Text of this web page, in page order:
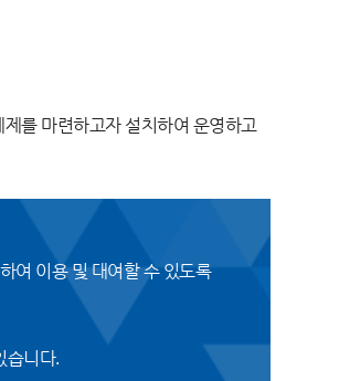
를 마련하고자 설치하여 운영하고
여 이용 및 대여할 수 있도록
습니다.